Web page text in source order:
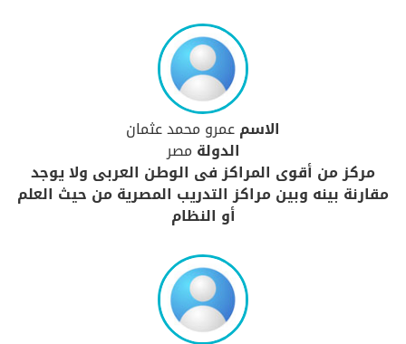
الاسمعمرو محمد عثمان
الدولة مصر
مركز من أقوى المراكز فى الوطن العربى ولا يوجد
مقارنة بينه وبين مراكز التدريب المصرية من حيث العلم
أو النظام